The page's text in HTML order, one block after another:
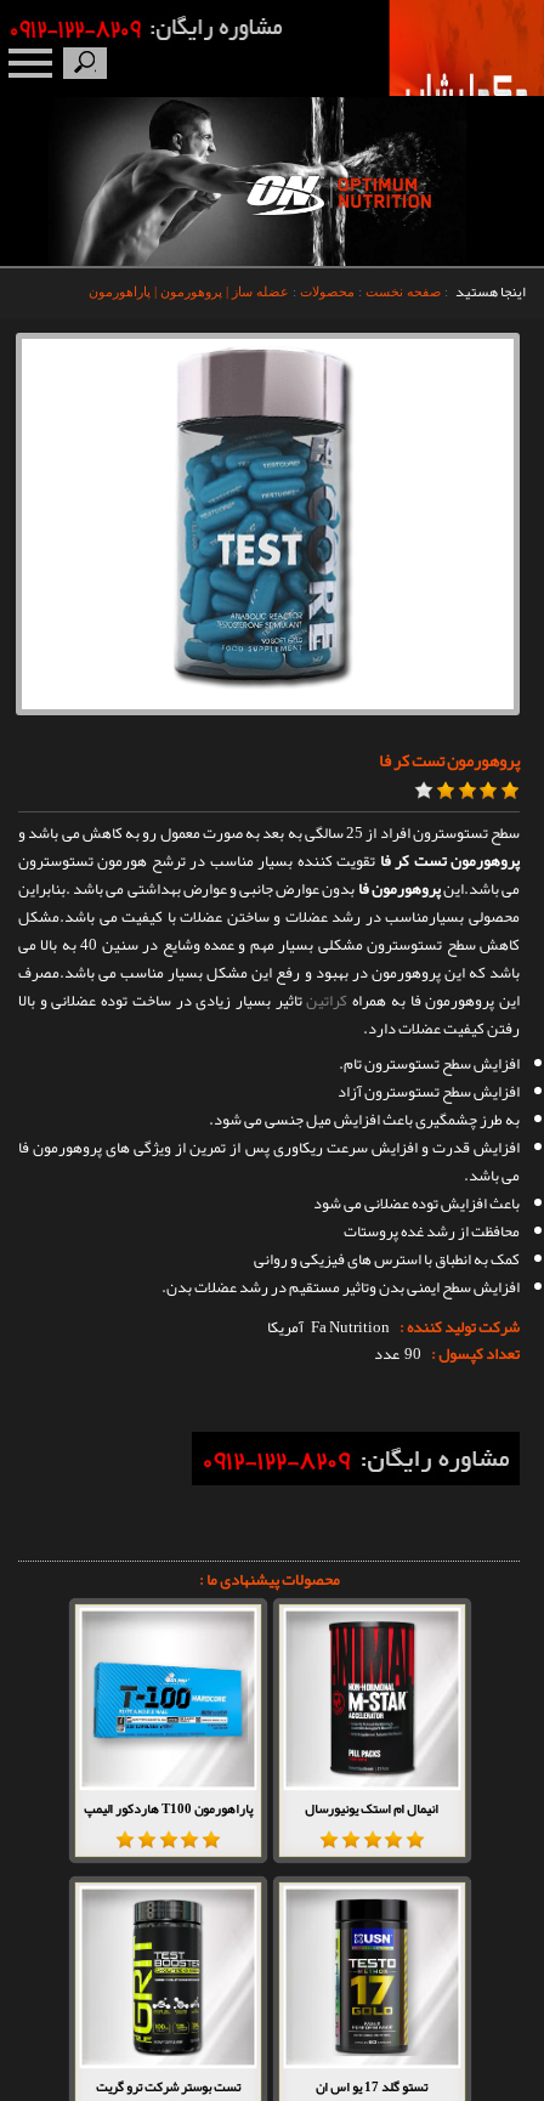
اینجا هستید : صفحه نخست : محصولات : عضله ساز | پروهورمون | پاراهورمون
پروهورمون تست کر فا
سطح تستوسترون افراد از 25 سالگی به بعد به صورت معمول رو به کاهش می باشد و
پروهورمون تست کر فاتقویت کننده بسیار مناسب در ترشح هورمون تستوسترون
می باشد.اینپروهورمون فابدون عوارض جانبی و عوارض بهداشتی می باشد .بنابراین
محصولی بسیارمناسب در رشد عضلات و ساختن عضلات با کیفیت می باشد.مشکل
کاهش سطح تستوسترون مشکلی بسیار مهم و عمده وشایع در سنین 40 به بالا می
باشد که این پروهورمون در بهبود و رفع این مشکل بسیار مناسب می باشد.مصرف
این پروهورمون فا به همراهکراتینتاثیر بسیار زیادی در ساخت توده عضلانی و بالا
رفتن کیفیت عضلات دارد.
افزایش سطح تستوسترون تام.
افزایش سطح تستوسترون آزاد
به طرز چشمگیری باعث افزایش میل جنسی می شود.
افزایش قدرت و افزایش سرعت ریکاوری پس از تمرین از ویژگی های پروهورمون فا
می باشد.
باعث افزایش توده عضلانی می شود
محافظت از رشد غده پروستات
کمک به انطباق با استرس های فیزیکی و روانی
افزایش سطح ایمنی بدن وتاثیر مستقیم در رشد عضلات بدن.
شرکت تولید کننده : Fa Nutrition آمریکا
تعداد کپسول : 90 عدد
محصولات پیشنهادی ما :
انیمال ام استک یونیورسال پاراهورمون T100 هاردکور الیمپ
تستو گلد 17 یو اس ان تست بوستر شرکت ترو گریت